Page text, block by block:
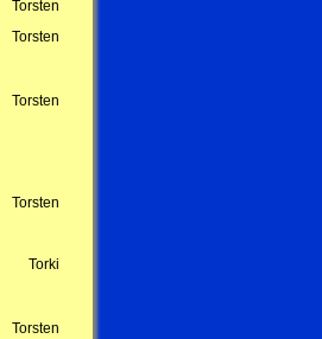
Torsten
Torsten
Torsten
Torsten
Torki
Torsten